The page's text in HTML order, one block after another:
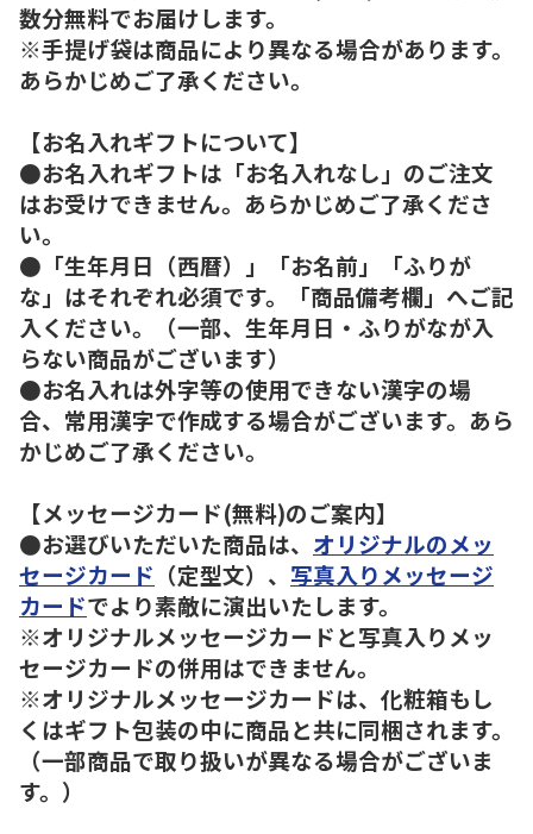
数分無料でお届けします。
※手提げ袋は商品により異なる場合があります。
あらかじめご了承ください。
【お名入れギフトについて】
●お名入れギフトは「お名入れなし」のご注文
はお受けできません。あらかじめご了承くださ
い。
●「生年月日（西暦）」「お名前」「ふりが
な」はそれぞれ必須です。「商品備考欄」へご記
入ください。（一部、生年月日・ふりがなが入
らない商品がございます）
●お名入れは外字等の使用できない漢字の場
合、常用漢字で作成する場合がございます。あら
かじめご了承ください。
【メッセージカード(無料)のご案内】
●お選びいただいた商品は、 オリジナルのメッ
セージカード （定型文）、 写真入りメッセージ
カードでより素敵に演出いたします。
※オリジナルメッセージカードと写真入りメッ
セージカードの併用はできません。
※オリジナルメッセージカードは、化粧箱もし
くはギフト包装の中に商品と共に同梱されます。
（一部商品で取り扱いが異なる場合がございま
す。）